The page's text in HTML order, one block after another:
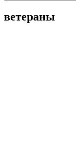
ветераны